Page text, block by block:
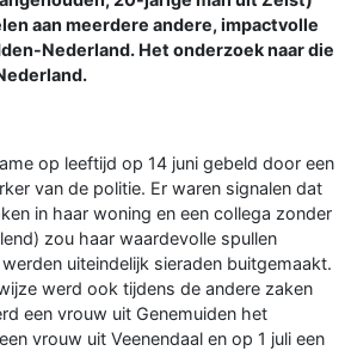
aan meerdere andere, impactvolle
Nederland. Het onderzoek naar die
op leeftijd op 14 juni gebeld door een
van de politie. Er waren signalen dat
in haar woning en een collega zonder
zou haar waardevolle spullen
uiteindelijk sieraden buitgemaakt.
werd ook tijdens de andere zaken
een vrouw uit Genemuiden het
vrouw uit Veenendaal en op 1 juli een